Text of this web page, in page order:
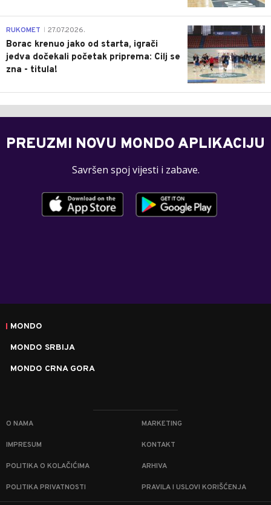
0
RUKOMET 27.07.2026.
Borac krenuo jako od starta, igrači
jedva dočekali početak priprema: Cilj se
zna - titula!
PREUZMI NOVU MONDO APLIKACIJU
Savršen spoj vijesti i zabave.
MONDO
MONDO SRBIJA
MONDO CRNA GORA
O NAMA MARKETING
IMPRESUM KONTAKT
POLITIKA O KOLAČIĆIMA ARHIVA
POLITIKA PRIVATNOSTI PRAVILA I USLOVI KORIŠĆENJA